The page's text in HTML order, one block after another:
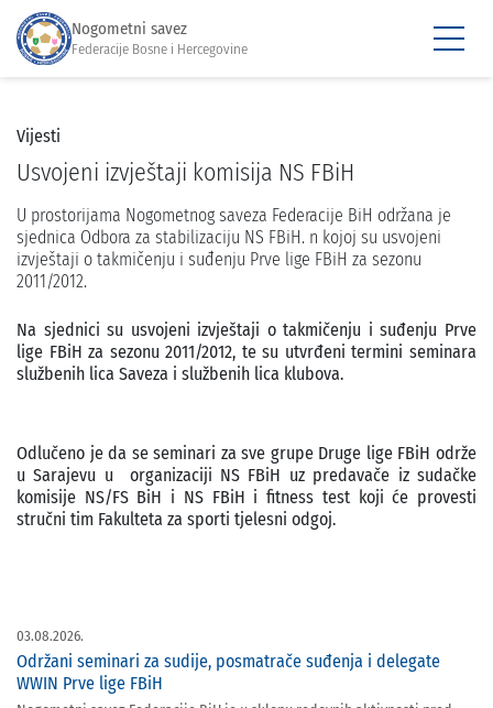
Nogometni savez
Federacije Bosne i Hercegovine
Vijesti
Usvojeni izvještaji komisija NS FBiH
U prostorijama Nogometnog saveza Federacije BiH održana je
sjednica Odbora za stabilizaciju NS FBiH. n kojoj su usvojeni
izvještaji o takmičenju i suđenju Prve lige FBiH za sezonu
2011/2012.
Na sjednici su usvojeni izvještaji o takmičenju i suđenju Prve
lige FBiH za sezonu 2011/2012, te su utvrđeni termini seminara
službenih lica Saveza i službenih lica klubova.
Odlučeno je da se seminari za sve grupe Druge lige FBiH održe
u Sarajevu u organizaciji NS FBiH uz predavače iz sudačke
komisije NS/FS BiH i NS FBiH i fitness test koji će provesti
stručni tim Fakulteta za sporti tjelesni odgoj.
03.08.2026.
Održani seminari za sudije, posmatrače suđenja i delegate
WWIN Prve lige FBiH